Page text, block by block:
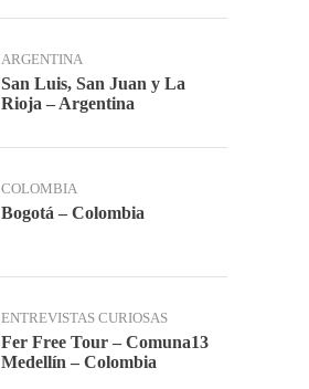
ARGENTINA
San Luis, San Juan y La
Rioja – Argentina
COLOMBIA
Bogotá – Colombia
ENTREVISTAS CURIOSAS
Fer Free Tour – Comuna13
Medellín – Colombia